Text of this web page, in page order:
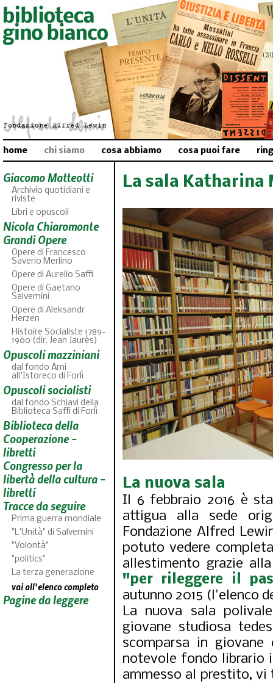
home chi siamo cosa abbiamo cosa puoi fare
Giacomo Matteotti
Archivio quotidiani e
riviste
Libri e opuscoli
Nicola Chiaromonte
Grandi Opere
Opere di Francesco
Saverio Merlino
Opere di Aurelio Saffi
Opere di Gaetano
Salvemini
Opere di Aleksandr
Herzen
Histoire Socialiste 1789-
1900 (dir. Jean Jaurès)
Opuscoli mazziniani
dal fondo Ami
all'Istoreco di Forlì
Opuscoli socialisti
dal fondo Schiavi della
Biblioteca Saffi di Forlì
Biblioteca della
Cooperazione -
libretti
Congresso per la
libertà della cultura -
libretti
Tracce da seguire
Prima guerra mondiale
"L'Unità" di Salvemini
"Volontà"
"politics"
La terza generazione
vai all'elenco completo
Pagine da leggere
La sala Katharina
La nuova sala
Il 6 febbraio 2016 è
attigua alla sede
Fondazione Alfred
potuto vedere
allestimento grazie
"per rileggere il
autunno 2015 (l'elenco
La nuova sala
giovane studiosa
scomparsa in
notevole fondo librario
ammesso al prestito,
46